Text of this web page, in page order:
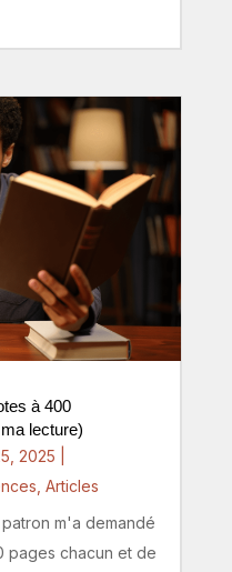
à 400
lecture)
2025
Articles
m'a demandé
pages chacun et de